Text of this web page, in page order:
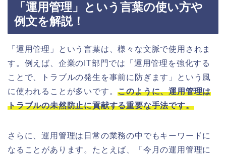
「運用管理」という言葉の使い方や
例文を解説！
「運用管理」という言葉は、様々な文脈で使用されま
す。例えば、企業のIT部門では「運用管理を強化する
ことで、トラブルの発生を事前に防ぎます」という風
に使われることが多いです。このように、運用管理は
トラブルの未然防止に貢献する重要な手法です。
さらに、運用管理は日常の業務の中でもキーワードに
なることがあります。たとえば、「今月の運用管理に